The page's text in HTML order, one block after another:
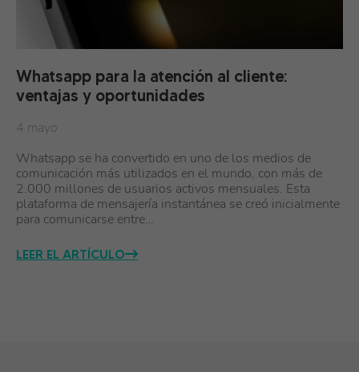
Whatsapp para la atención al cliente:
ventajas y oportunidades
4 mayo
Whatsapp se ha convertido en uno de los medios de
comunicación más utilizados en el mundo, con más de
2.000 millones de usuarios activos mensuales. Esta
plataforma de mensajería instantánea se creó inicialmente
para comunicarse entre…
LEER EL ARTÍCULO